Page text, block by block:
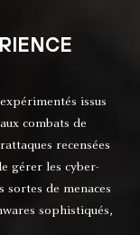
issus
combats de
recensées
gérer les cyber-
sortes de menaces
sophistiqués,